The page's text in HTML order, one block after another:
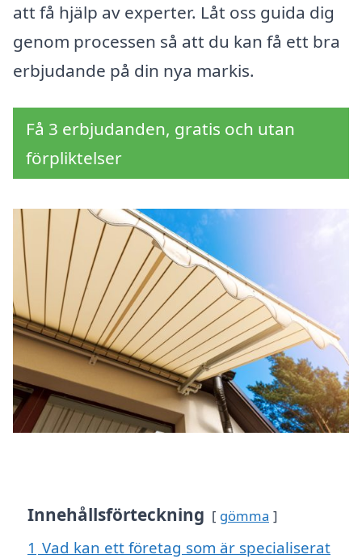
att få hjälp av experter. Låt oss guida dig
genom processen så att du kan få ett bra
erbjudande på din nya markis.
Få 3 erbjudanden, gratis och utan
förpliktelser
Innehållsförteckning gömma
1 Vad kan ett företag som är specialiserat